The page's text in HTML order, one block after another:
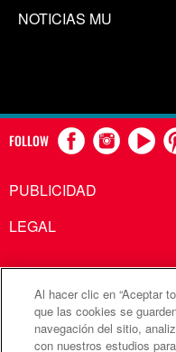
NOTICIAS MU
FOLLOW
PUBLICIDAD
LEGAL
Comunicaciones
Iglesia
Al hacer clic en “Aceptar
que las cookies se
navegación del sitio,
con nuestros estudios